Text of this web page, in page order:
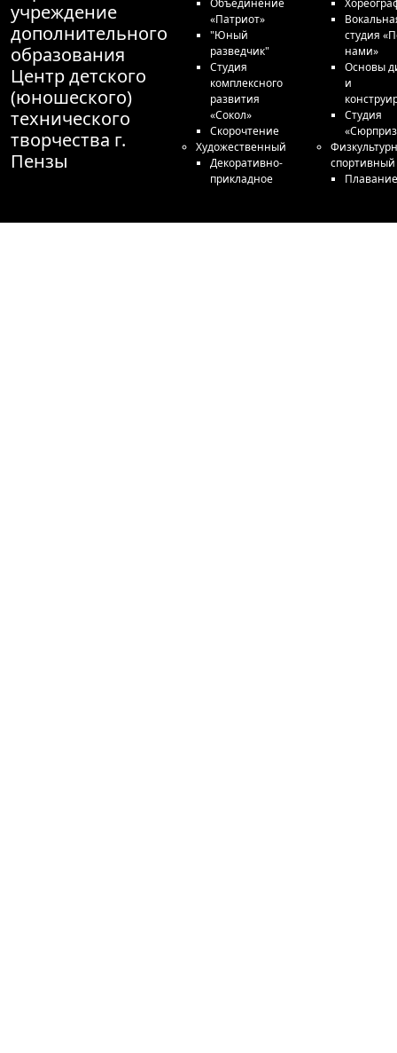
учреждение
дополнительного
образования
Центр детского
(юношеского)
технического
творчества г.
Пензы
Объединение
«Патриот»
"Юный
разведчик"
Студия
комплексного
развития
«Сокол»
Скорочтение
Художественный
Декоративно-
прикладное
студия
нами»
Основы
и
Студия
спортивный
Плавание